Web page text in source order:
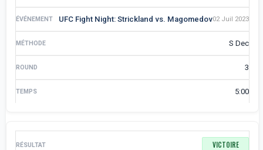
UFC Fight Night: Strickland vs. Magomedov02 Juil 2023
S Dec
3
5:00
VICTOIRE